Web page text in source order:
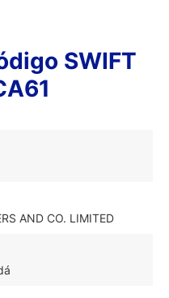
SWIFT
AND CO. LIMITED